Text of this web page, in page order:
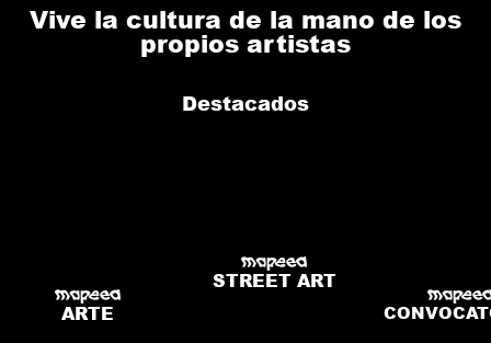
Vive la cultura de la mano de los
propios artistas
Destacados
ARTE
STREET ART